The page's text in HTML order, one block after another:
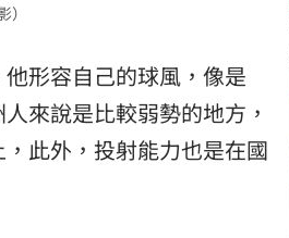
形容自己的球風，像是
來說是比較弱勢的地方，
此外，投射能力也是在國